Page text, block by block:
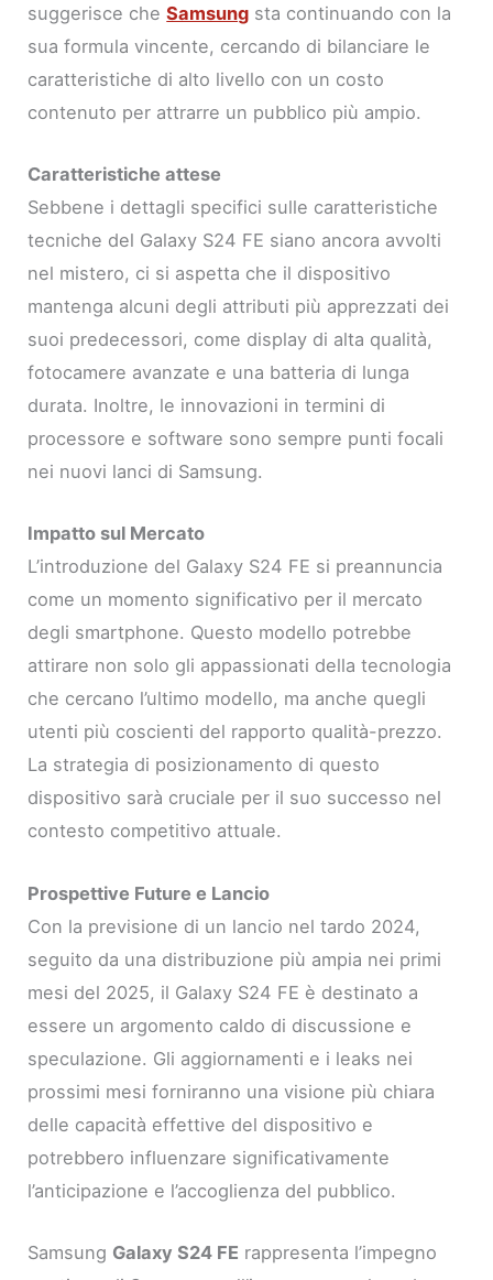
suggerisce cheSamsung sta continuando con la
sua formula vincente, cercando di bilanciare le
caratteristiche di alto livello con un costo
contenuto per attrarre un pubblico più ampio.
Caratteristiche attese
Sebbene i dettagli specifici sulle caratteristiche
tecniche del Galaxy S24 FE siano ancora avvolti
nel mistero, ci si aspetta che il dispositivo
mantenga alcuni degli attributi più apprezzati dei
suoi predecessori, come display di alta qualità,
fotocamere avanzate e una batteria di lunga
durata. Inoltre, le innovazioni in termini di
processore e software sono sempre punti focali
nei nuovi lanci di Samsung.
Impatto sul Mercato
L’introduzione del Galaxy S24 FE si preannuncia
come un momento significativo per il mercato
degli smartphone. Questo modello potrebbe
attirare non solo gli appassionati della tecnologia
che cercano l’ultimo modello, ma anche quegli
utenti più coscienti del rapporto qualità-prezzo.
La strategia di posizionamento di questo
dispositivo sarà cruciale per il suo successo nel
contesto competitivo attuale.
Prospettive Future e Lancio
Con la previsione di un lancio nel tardo 2024,
seguito da una distribuzione più ampia nei primi
mesi del 2025, il Galaxy S24 FE è destinato a
essere un argomento caldo di discussione e
speculazione. Gli aggiornamenti e i leaks nei
prossimi mesi forniranno una visione più chiara
delle capacità effettive del dispositivo e
potrebbero influenzare significativamente
l’anticipazione e l’accoglienza del pubblico.
Samsung Galaxy S24 FE rappresenta l’impegno